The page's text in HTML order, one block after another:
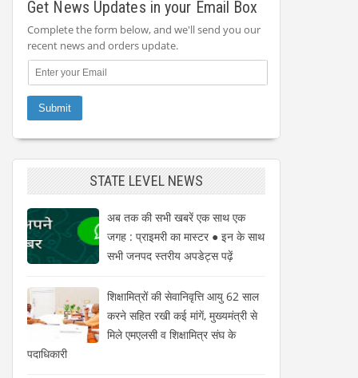
Get News Updates in your Email Box
Complete the form below, and we'll send you our
recent news and orders update.
STATE LEVEL NEWS
अब तक की सभी खबरें एक साथ एक
जगह : प्राइमरी का मास्टर ● इन के साथ
सभी जनपद स्तरीय अपडेट्स पढ़ें
शिक्षामित्रों की सेवानिवृत्ति आयु 62 साल
करने सहित रखी कई मांगें, मुख्यमंत्री से
मिले एमएलसी व शिक्षामित्र संघ के
पदाधिकारी